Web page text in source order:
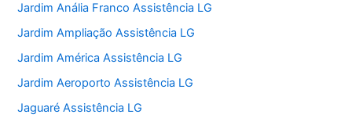
Jardim Anália Franco Assistência LG
Jardim Ampliação Assistência LG
Jardim América Assistência LG
Jardim Aeroporto Assistência LG
Jaguaré Assistência LG